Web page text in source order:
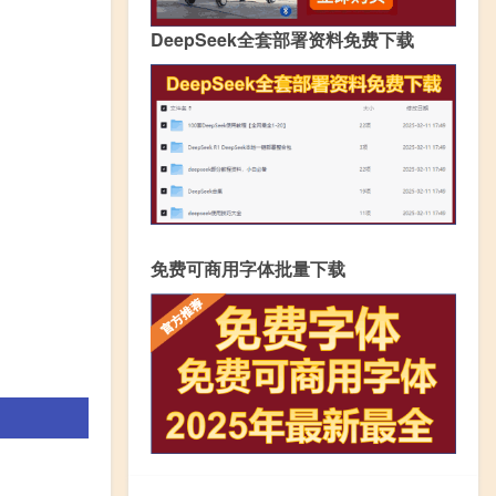
DeepSeek全套部署资料免费下载
免费可商用字体批量下载